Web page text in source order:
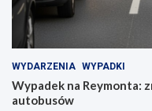
WYDARZENIA WYPADKI
Wypadek na Reymonta:
autobusów